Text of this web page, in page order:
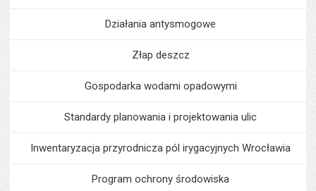
Działania antysmogowe
Złap deszcz
Gospodarka wodami opadowymi
Standardy planowania i projektowania ulic
Inwentaryzacja przyrodnicza pól irygacyjnych Wrocławia
Program ochrony środowiska